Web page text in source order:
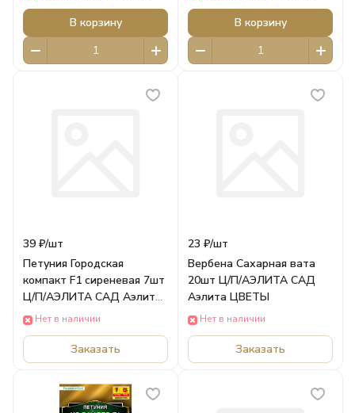
В корзину В корзину
39 ₽/шт
Петуния Городская
компакт F1 сиреневая 7шт
Ц/П/АЭЛИТА САД Аэлита
ЦВЕТЫ
Нет в наличии
Заказать
23 ₽/шт
Вербена Сахарная вата
20шт Ц/П/АЭЛИТА САД
Аэлита ЦВЕТЫ
Нет в наличии
Заказать